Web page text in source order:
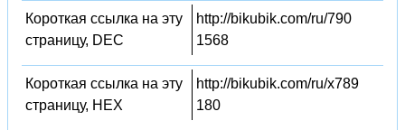
Короткая ссылка на эту
страницу, DEC
http://bikubik.com/ru/790
1568
Короткая ссылка на эту
страницу, HEX
http://bikubik.com/ru/x789
180